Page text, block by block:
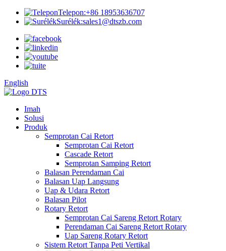
Telepon:+86 18953636707
Surélék:sales1@dtszb.com
English
Imah
Solusi
Produk
Semprotan Cai Retort
Semprotan Cai Retort
Cascade Retort
Semprotan Samping Retort
Balasan Perendaman Cai
Balasan Uap Langsung
Uap & Udara Retort
Balasan Pilot
Rotary Retort
Semprotan Cai Sareng Retort Rotary
Perendaman Cai Sareng Retort Rotary
Uap Sareng Rotary Retort
Sistem Retort Tanpa Peti Vertikal